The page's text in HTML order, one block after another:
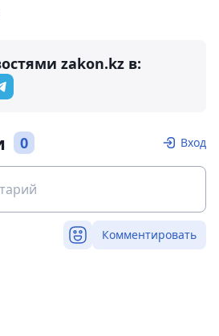
zakon.kz в:
0 Вход
Комментировать